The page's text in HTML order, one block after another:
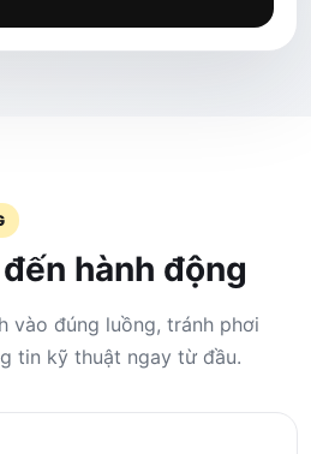
hành động
vào đúng luồng, tránh phơi
tin kỹ thuật ngay từ đầu.